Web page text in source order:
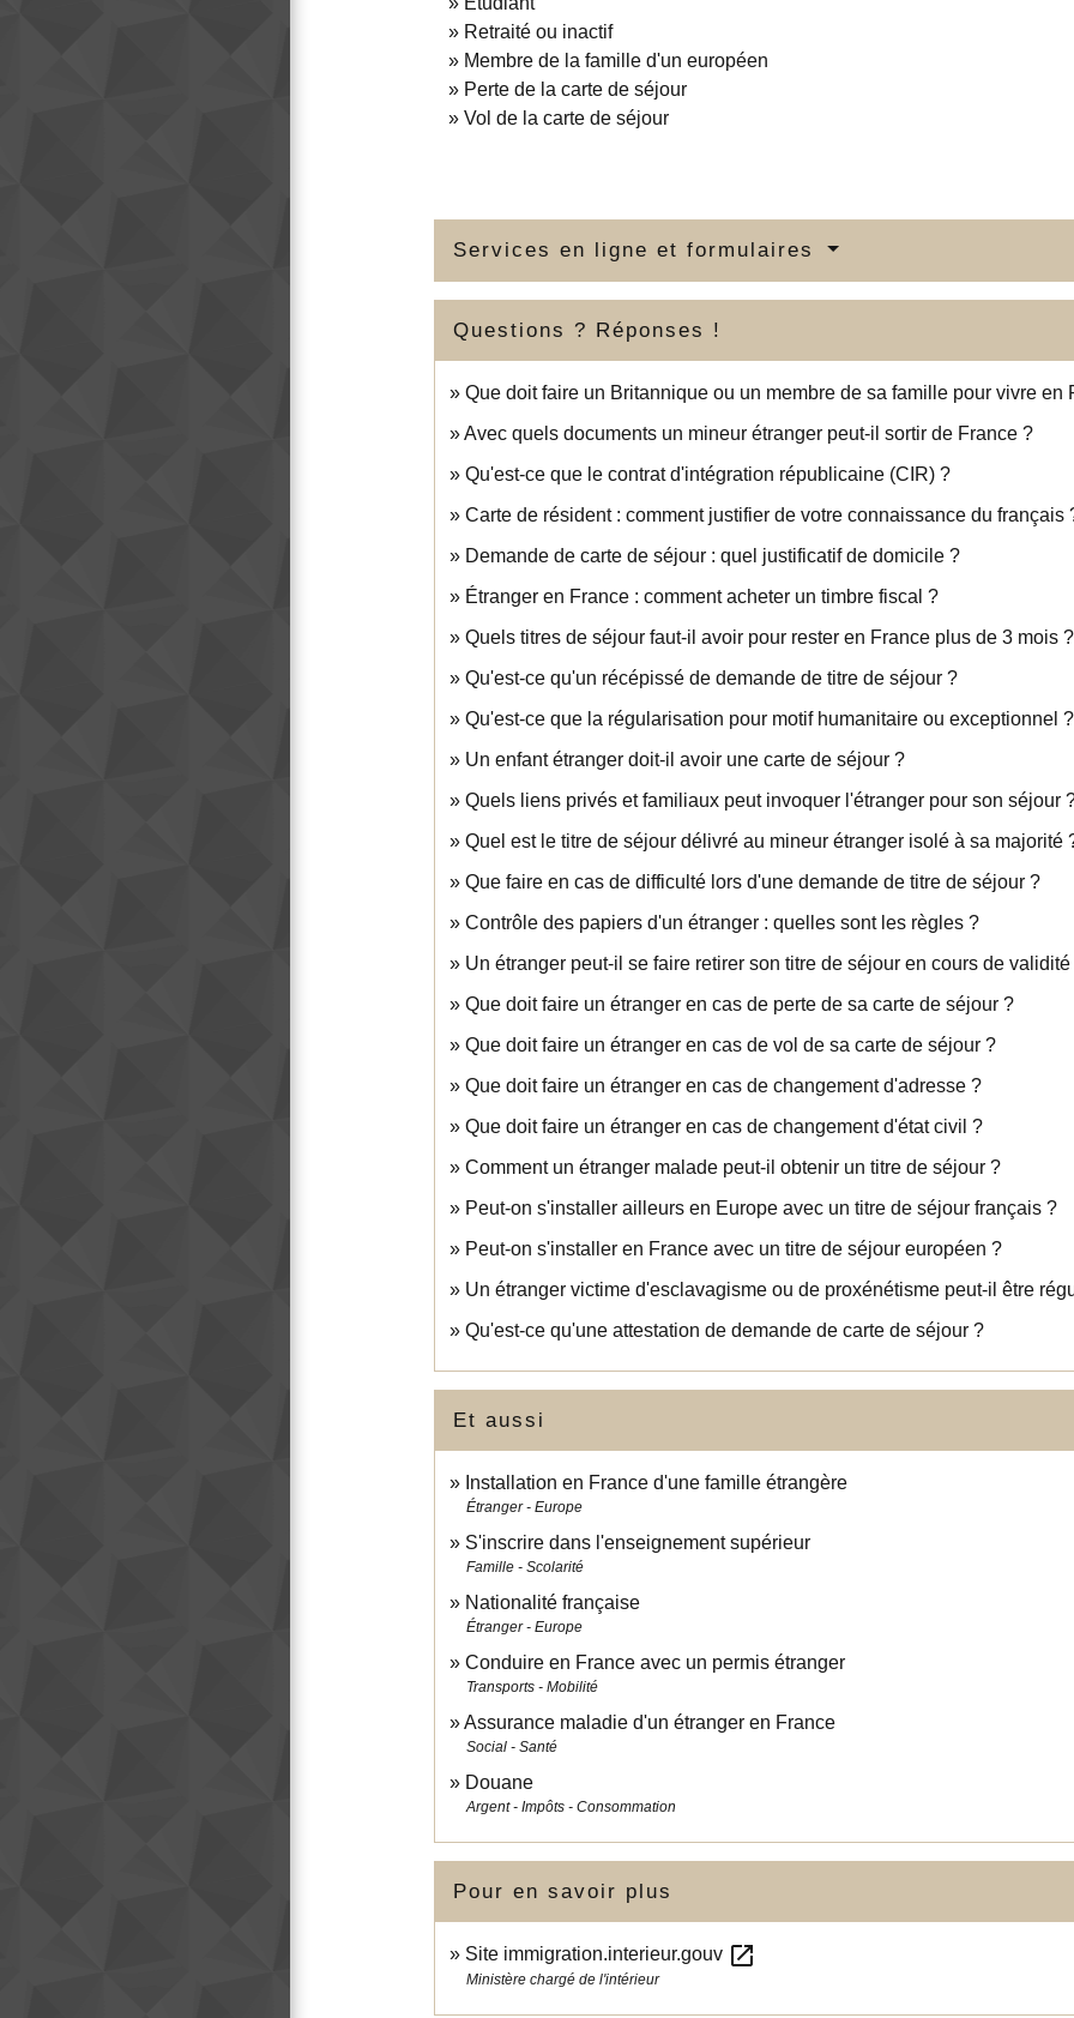
Retraité ou inactif
Membre de la famille d'un européen
Perte de la carte de séjour
Vol de la carte de séjour
Services en ligne et formulaires
Questions ? Réponses !
Que doit faire un Britannique ou un membre de sa famille pour vivre en
Avec quels documents un mineur étranger peut-il sortir de France ?
Qu'est-ce que le contrat d'intégration républicaine (CIR) ?
Carte de résident : comment justifier de votre connaissance du français
Demande de carte de séjour : quel justificatif de domicile ?
Étranger en France : comment acheter un timbre fiscal ?
Quels titres de séjour faut-il avoir pour rester en France plus de 3 mois ?
Qu'est-ce qu'un récépissé de demande de titre de séjour ?
Qu'est-ce que la régularisation pour motif humanitaire ou exceptionnel ?
Un enfant étranger doit-il avoir une carte de séjour ?
Quels liens privés et familiaux peut invoquer l'étranger pour son séjour
Quel est le titre de séjour délivré au mineur étranger isolé à sa majorité
Que faire en cas de difficulté lors d'une demande de titre de séjour ?
Contrôle des papiers d'un étranger : quelles sont les règles ?
Un étranger peut-il se faire retirer son titre de séjour en cours de validité
Que doit faire un étranger en cas de perte de sa carte de séjour ?
Que doit faire un étranger en cas de vol de sa carte de séjour ?
Que doit faire un étranger en cas de changement d'adresse ?
Que doit faire un étranger en cas de changement d'état civil ?
Comment un étranger malade peut-il obtenir un titre de séjour ?
Peut-on s'installer ailleurs en Europe avec un titre de séjour français ?
Peut-on s'installer en France avec un titre de séjour européen ?
Un étranger victime d'esclavagisme ou de proxénétisme peut-il être
Qu'est-ce qu'une attestation de demande de carte de séjour ?
Et aussi
Installation en France d'une famille étrangère
Étranger - Europe
S'inscrire dans l'enseignement supérieur
Famille - Scolarité
Nationalité française
Étranger - Europe
Conduire en France avec un permis étranger
Transports - Mobilité
Assurance maladie d'un étranger en France
Social - Santé
Douane
Argent - Impôts - Consommation
Pour en savoir plus
Site immigration.interieur.gouv open_in_new
Ministère chargé de l'intérieur